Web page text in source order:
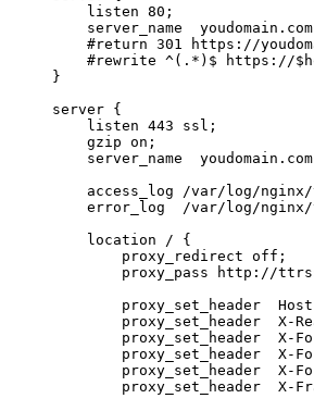
    listen 80;
server_name
#return 301 https://
#rewrite ^(.*)$ https://
}
server {
    listen 443 ssl;
    gzip on;
server_name
access_log /var/log/
error_log  /var/log/
    location / {
        proxy_redirect off;
proxy_pass http://
proxy_set_header
proxy_set_header  X-
proxy_set_header  X-
proxy_set_header  X-
proxy_set_header  X-
proxy_set_header  X-